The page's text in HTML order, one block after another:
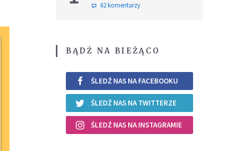
intencji
62 komentarzy
BĄDŹ NA BIEŻĄCO
ŚLEDŹ NAS NA FACEBOOKU
ŚLEDŹ NAS NA TWITTERZE
ŚLEDŹ NAS NA INSTAGRAMIE